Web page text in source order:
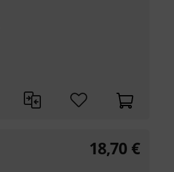
18,70 €